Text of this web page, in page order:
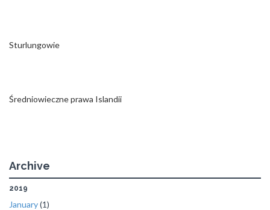
Sturlungowie
Średniowieczne prawa Islandii
Archive
2019
January(1)